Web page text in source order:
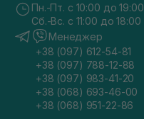
Пн.-Пт. с 10:00 до 19:00
Сб.-Вс. с 11:00 до 18:00
Менеджер
+38 (097) 612-54-81
+38 (097) 788-12-88
+38 (097) 983-41-20
+38 (068) 693-46-00
+38 (068) 951-22-86